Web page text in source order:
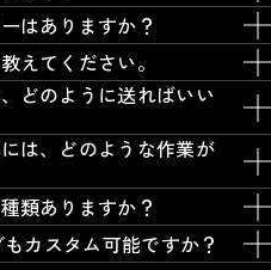
はありますか？
えてください。
どのように送ればいい
は、どのような作業が
類ありますか？
カスタム可能ですか？